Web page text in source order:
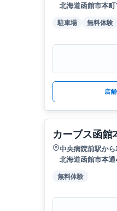
北海道函館市本
駐車場 無料体験
店
カーブス函館
中央病院前駅か
北海道函館市本
無料体験